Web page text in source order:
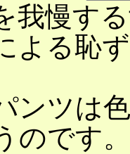
我慢す
よる恥
ンツは
のです。